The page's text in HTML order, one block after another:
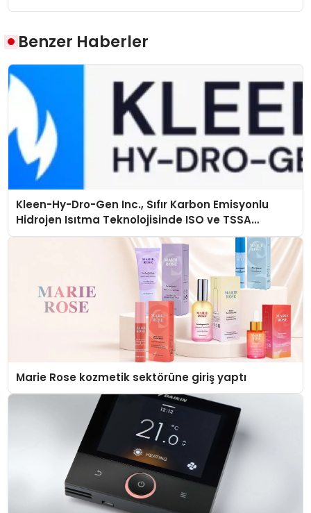
Benzer Haberler
Kleen-Hy-Dro-Gen Inc., Sıfır Karbon Emisyonlu
Hidrojen Isıtma Teknolojisinde ISO ve TSSA
Düzenleyici Onaylarını Aldı
Marie Rose kozmetik sektörüne giriş yaptı